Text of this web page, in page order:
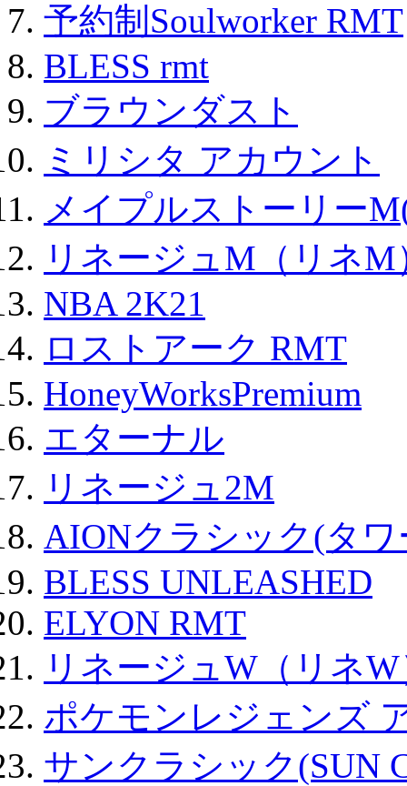
予約制Soulworker RMT
BLESS rmt
ブラウンダスト
ミリシタ アカウント
メイプルストーリー
リネージュM（リネM
NBA 2K21
ロストアーク RMT
HoneyWorksPremium
エターナル
リネージュ2M
AIONクラシック(タ
BLESS UNLEASHED
ELYON RMT
リネージュW（リネ
ポケモンレジェンズ
サンクラシック(SUN